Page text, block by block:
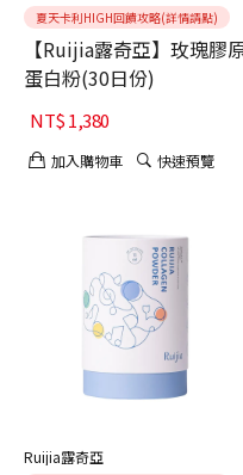
夏天卡利HIGH回饋攻略(詳情請點)
【Ruijia露奇亞】玫瑰膠
蛋白粉(30日份)
NT$1,380
加入購物車 快速預覽
Ruijia露奇亞